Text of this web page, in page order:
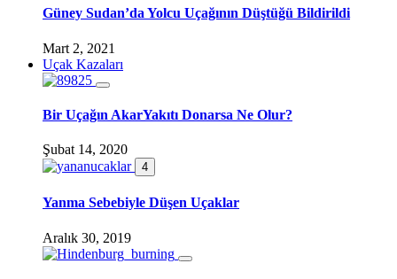
Güney Sudan’da Yolcu Uçağının Düştüğü Bildirildi
Mart 2, 2021
Uçak Kazaları
Bir Uçağın AkarYakıtı Donarsa Ne Olur?
Şubat 14, 2020
4
Yanma Sebebiyle Düşen Uçaklar
Aralık 30, 2019